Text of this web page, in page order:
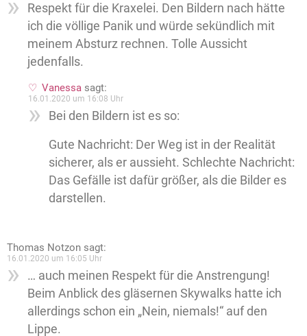
Respekt für die Kraxelei. Den Bildern nach hätte
ich die völlige Panik und würde sekündlich mit
meinem Absturz rechnen. Tolle Aussicht
jedenfalls.
Vanessa sagt:
16.01.2020 um 16:08 Uhr
Bei den Bildern ist es so:
Gute Nachricht: Der Weg ist in der Realität
sicherer, als er aussieht. Schlechte Nachricht:
Das Gefälle ist dafür größer, als die Bilder es
darstellen.
Thomas Notzon sagt:
16.01.2020 um 16:05 Uhr
… auch meinen Respekt für die Anstrengung!
Beim Anblick des gläsernen Skywalks hatte ich
allerdings schon ein „Nein, niemals!“ auf den
Lippe.